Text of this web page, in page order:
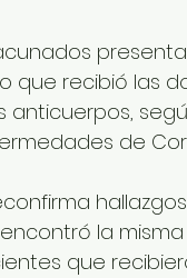
que recibió las
anticuerpos,
de
la
que